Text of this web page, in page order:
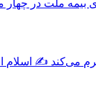
ماه نخست امسال از ۱۴.۵ همت گذشت/
گرم می‌کند ✍️ اسلام